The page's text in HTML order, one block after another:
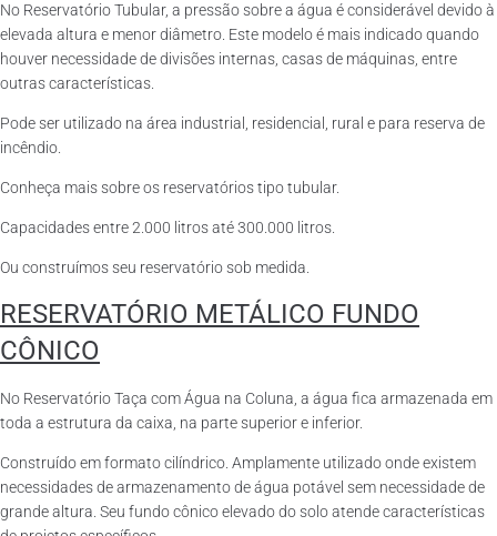
No Reservatório Tubular, a pressão sobre a água é considerável devido à
elevada altura e menor diâmetro. Este modelo é mais indicado quando
houver necessidade de divisões internas, casas de máquinas, entre
outras características.
Pode ser utilizado na área industrial, residencial, rural e para reserva de
incêndio.
Conheça mais sobre os reservatórios tipo tubular.
Capacidades entre 2.000 litros até 300.000 litros.
Ou construímos seu reservatório sob medida.
RESERVATÓRIO METÁLICO FUNDO
CÔNICO
No Reservatório Taça com Água na Coluna, a água fica armazenada em
toda a estrutura da caixa, na parte superior e inferior.
Construído em formato cilíndrico. Amplamente utilizado onde existem
necessidades de armazenamento de água potável sem necessidade de
grande altura. Seu fundo cônico elevado do solo atende características